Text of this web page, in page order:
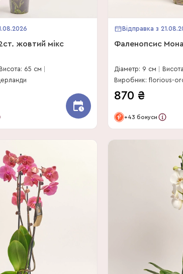
жовтий мікс
Висота: 65 см
Відправка з
Фаленопсис
Діаметр: 9 см
Виробник: florious-
870 ₴
+43 бонуси